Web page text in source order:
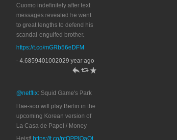
Cuomo indefinitely after text
messages revealed he went
to great lengths to defend his
scandal-engulfed brother.
https://t.co/mGRb56eDFM
- 4.6859401002029 year ago
h J R
@netflix: Squid Game's Park
Hae-soo will play Berlin in the
upcoming Korean version of
La Casa de Papel / Money
Heist! https://t.co/ntQPPIOaOt